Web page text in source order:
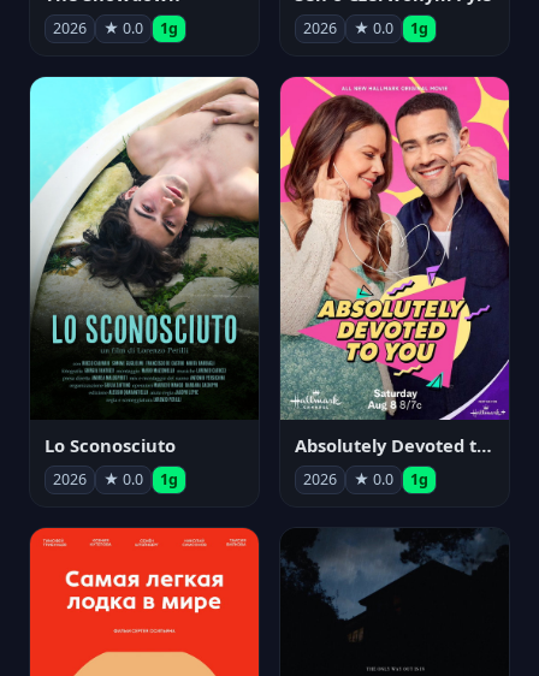
2026 ★ 0.0 1g 2026 ★ 0.0 1g
Lo Sconosciuto
2026 ★ 0.0 1g
Absolutely Devoted to You
2026 ★ 0.0 1g